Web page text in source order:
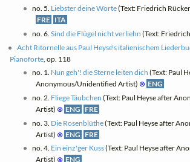
no. 5. Liebster deine Worte(Text: Friedrich
FRE ITA
no. 6. Sind die Flügel nicht verliehn (Text:
Acht Ritornelle aus Paul Heyse's italienischem
Pianoforte , op. 118
no. 1. Nun geh'! die Sterne leiten dich (Text: Paul
Anonymous/Unidentified Artist) ⊗ ENG
no. 2. Fliege Täubchen (Text: Paul Heyse after
Artist) ⊗ ENG FRE
no. 3. Die Rosenblüthe(Text: Paul Heyse after
Artist) ⊗ ENG FRE
no. 4. Ein einz'ger Kuss(Text: Paul Heyse after
Artist) ⊗ ENG